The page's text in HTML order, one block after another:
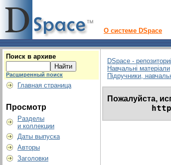
О системе DSpace
Поиск в архиве
Расширенный поиск
Главная страница
Просмотр
Разделы
и коллекции
Даты выпуска
Авторы
Заголовки
DSpace -
Навчальні матеріали
Підручники,
Пожалуйста,